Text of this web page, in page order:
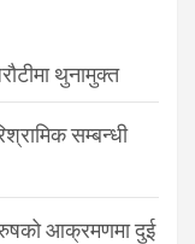
थुनामुक्त
सम्बन्धी
आक्रमणमा दुई